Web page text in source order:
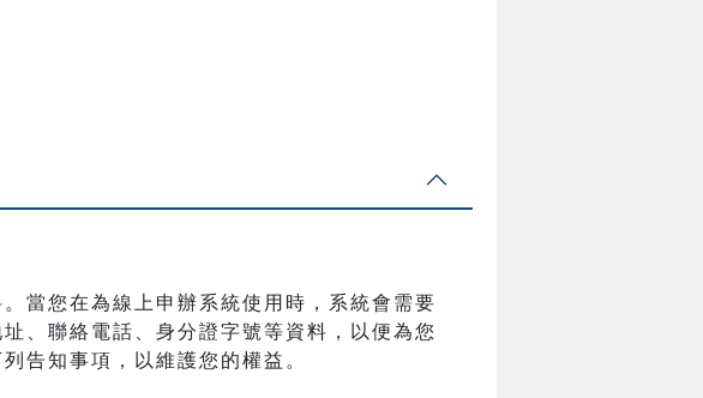
當您在為線上申辦系統使用時，系統會需要
、聯絡電話、身分證字號等資料，以便為您
告知事項，以維護您的權益。